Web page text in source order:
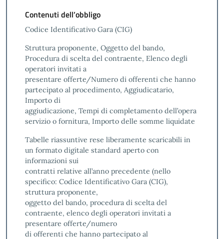
Contenuti dell’obbligo
Codice Identificativo Gara (CIG)
Struttura proponente, Oggetto del bando,
Procedura di scelta del contraente, Elenco degli
operatori invitati a
presentare offerte/Numero di offerenti che hanno
partecipato al procedimento, Aggiudicatario,
Importo di
aggiudicazione, Tempi di completamento dell’opera
servizio o fornitura, Importo delle somme liquidate
Tabelle riassuntive rese liberamente scaricabili in
un formato digitale standard aperto con
informazioni sui
contratti relative all’anno precedente (nello
specifico: Codice Identificativo Gara (CIG),
struttura proponente,
oggetto del bando, procedura di scelta del
contraente, elenco degli operatori invitati a
presentare offerte/numero
di offerenti che hanno partecipato al